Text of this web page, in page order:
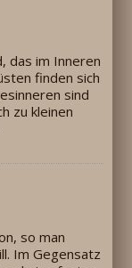
das im Inneren
finden sich
sind
zu kleinen
so man
Im Gegensatz